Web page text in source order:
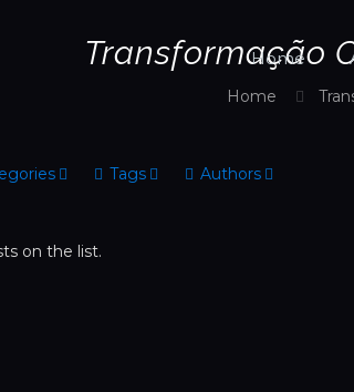
Home
Transformação
Home
Tags Authors
on the list.